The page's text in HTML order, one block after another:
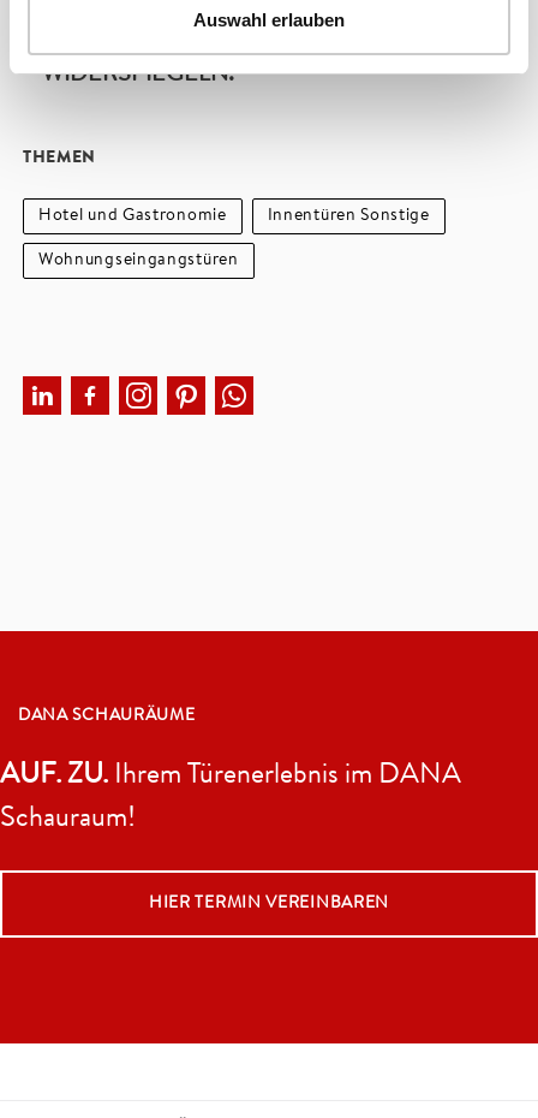
Auswahl erlauben
LESEN SIE WEITER
WIDERSPIEGELN.
THEMEN
Hotel und Gastronomie Innentüren Sonstige
Wohnungseingangstüren
DANA SCHAURÄUME
AUF. ZU. Ihrem Türenerlebnis im DANA
Schauraum!
HIER TERMIN VEREINBAREN